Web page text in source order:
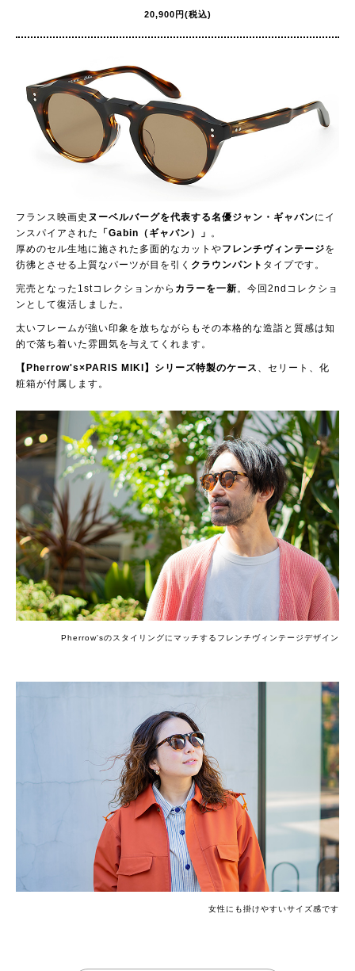
20,900円(税込)
フランス映画史 ヌーベルバーグを代表する名優ジャン・ギャバンにイ
ンスパイアされた
「Gabin（ギャバン）」 。
厚めのセル生地に施された多面的なカットやフレンチヴィンテージを
彷彿とさせる上質なパーツが目を引く クラウンパント タイプです。
完売となった1stコレクションから カラーを一新。今回2ndコレクショ
ンとして復活しました。
太いフレームが強い印象を放ちながらもその本格的な造詣と質感は知
的で落ち着いた雰囲気を与えてくれます。
【Pherrow's×PARIS MIKI】シリーズ特製のケース 、セリート、化
粧箱が付属します。
Pherrow'sのスタイリングにマッチするフレンチヴィンテージデザイン
女性にも掛けやすいサイズ感です